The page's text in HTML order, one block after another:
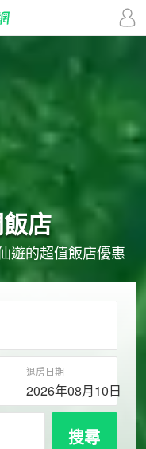
店
遊的超值飯店優惠
退房日期
2026年08月10日
搜尋